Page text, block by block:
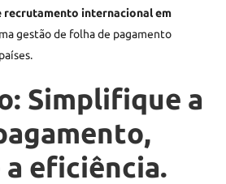
recrutamento internacional em
gestão de folha de pagamento
Simplifique a
a eficiência.